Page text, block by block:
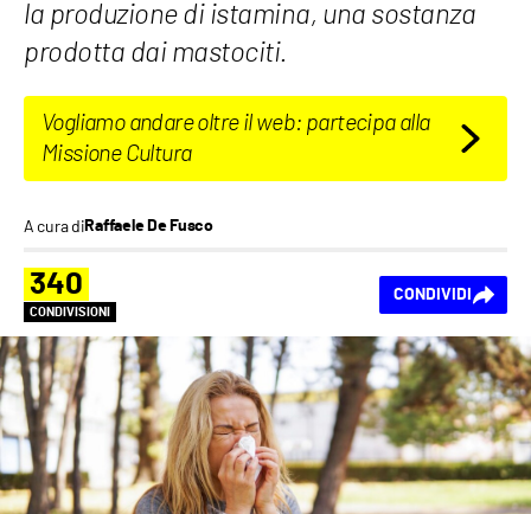
la produzione di istamina, una sostanza
prodotta dai mastociti.
Vogliamo andare oltre il web: partecipa alla
Missione Cultura
A cura diRaffaele De Fusco
340
CONDIVISIONI
CONDIVIDI